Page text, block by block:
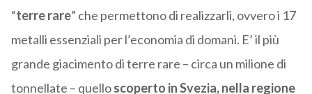
“terre rare” che permettono di realizzarli, ovvero i 17
metalli essenziali per l’economia di domani. E’ il più
grande giacimento di terre rare – circa un milione di
tonnellate – quelloscoperto in Svezia, nella regione